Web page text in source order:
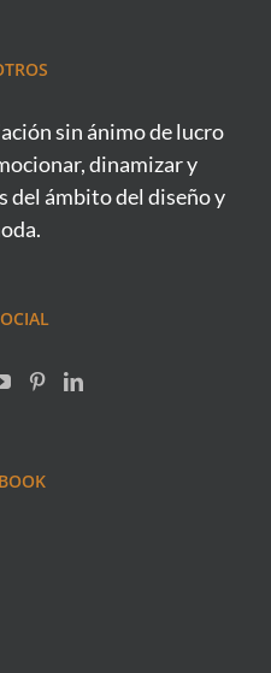
sin ánimo de lucro
dinamizar y
del ámbito del diseño y